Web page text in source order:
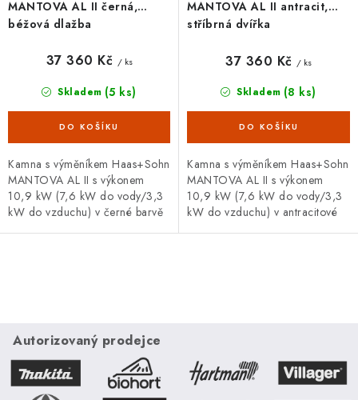
MANTOVA AL II černá,
béžová dlažba
Skladem (5 ks)
37 360 Kč / ks
Kamna s výměníkem Haas+Sohn
MANTOVA AL II s výkonem
10,9 kW (7,6 kW do vody/3,3
kW do vzduchu) v černé barvě
MANTOVA AL II antracit,
stříbrná dvířka
Skladem (8 ks)
37 360 Kč / ks
Kamna s výměníkem Haas+Sohn
MANTOVA AL II s výkonem
10,9 kW (7,6 kW do vody/3,3
kW do vzduchu) v antracitové
á
d
a
Autorizovaný prodejce